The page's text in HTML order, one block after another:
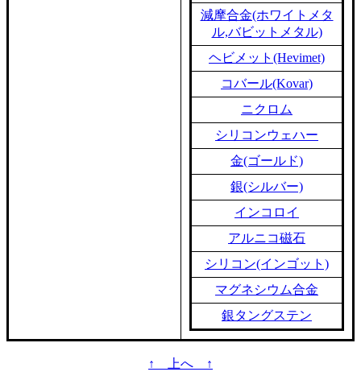
減摩合金(ホワイトメタ
ル,バビットメタル)
ヘビメット(Hevimet)
コバール(Kovar)
ニクロム
シリコンウェハー
金(ゴールド)
銀(シルバー)
インコロイ
アルニコ磁石
シリコン(インゴット)
マグネシウム合金
銀タングステン
↑ 上へ ↑